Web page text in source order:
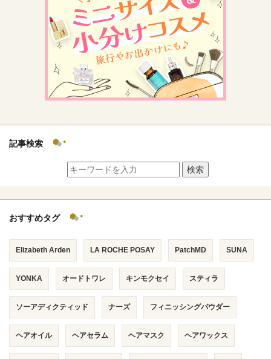
ボディ＆ヘア
ライフスタイル
検索
記事検索
検索
おすすめタグ
Elizabeth Arden LA ROCHE POSAY PatchMD SUNA
YONKA オードトワレ キンモクセイ スティラ
ソーアディクティッド ナーズ フィニッシングパウダー
ヘアオイル ヘアセラム ヘアマスク ヘアワックス